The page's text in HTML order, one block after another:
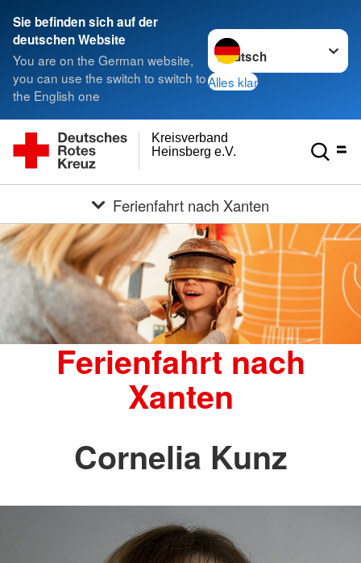
Sie befinden sich auf der
deutschen Website
You are on the German website,
you can use the switch to switch to
the English one
Sprache wechseln zu
Alles klar
Heinsberg e.V.
Kreisverband
Ferienfahrt nach Xanten
Ferienfahrt nach
Xanten
Cornelia Kunz